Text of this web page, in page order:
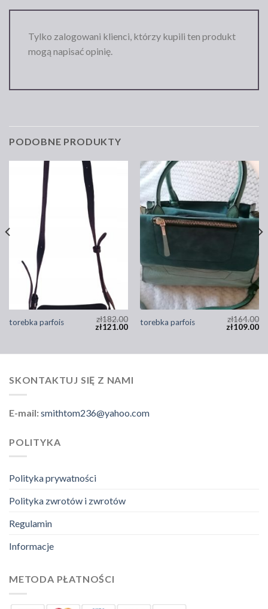
Tylko zalogowani klienci, którzy kupili ten produkt
mogą napisać opinię.
PODOBNE PRODUKTY
torebka parfois zł182.00
zł121.00 torebka parfois zł164.00
zł109.00
SKONTAKTUJ SIĘ Z NAMI
E-mail:smithtom236@yahoo.com
POLITYKA
Polityka prywatności
Polityka zwrotów i zwrotów
Regulamin
Informacje
METODA PŁATNOŚCI